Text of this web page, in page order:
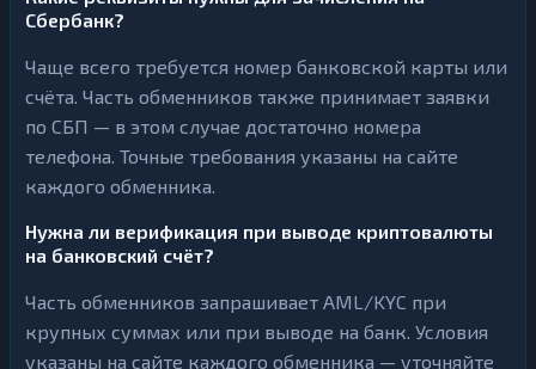
Сбербанк?
Чаще всего требуется номер банковской карты или
счёта. Часть обменников также принимает заявки
по СБП — в этом случае достаточно номера
телефона. Точные требования указаны на сайте
каждого обменника.
Нужна ли верификация при выводе криптовалюты
на банковский счёт?
Часть обменников запрашивает AML/KYC при
крупных суммах или при выводе на банк. Условия
указаны на сайте каждого обменника — уточняйте